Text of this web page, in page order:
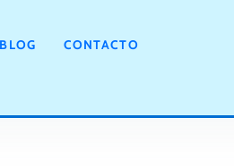
BLOG CONTACTO